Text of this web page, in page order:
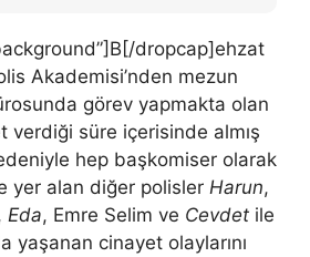
dropcap]ehzat
Akademisi’nden mezun
görev yapmakta olan
verdiği süre içerisinde almış
hep başkomiser olarak
yer alan diğer polisler Harun,
Eda, Emre Selim ve Cevdet ile
yaşanan cinayet olaylarını